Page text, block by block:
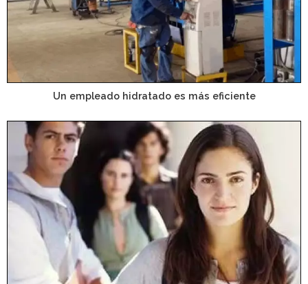
Un empleado hidratado es más eficiente